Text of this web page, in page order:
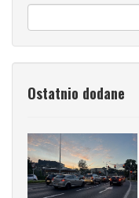
Ostatnio dodane